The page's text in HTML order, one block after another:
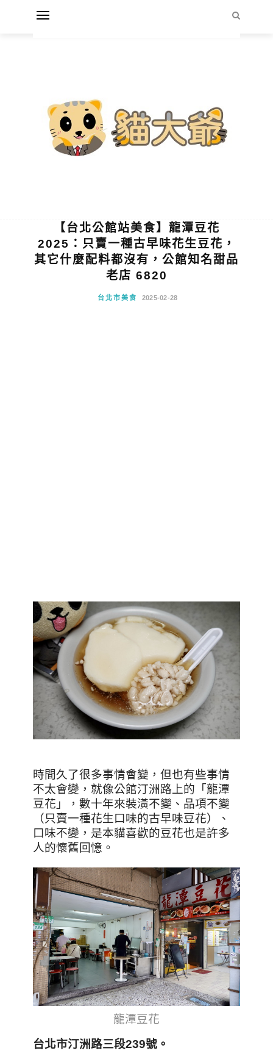
【台北公館站美食】龍潭豆花
2025：只賣一種古早味花生豆花，
其它什麼配料都沒有，公館知名甜品
老店 6820
台北市美食 2025-02-28
時間久了很多事情會變，但也有些事情
不太會變，就像公館汀洲路上的「龍潭
豆花」，數十年來裝潢不變、品項不變
（只賣一種花生口味的古早味豆花）、
口味不變，是本貓喜歡的豆花也是許多
人的懷舊回憶。
龍潭豆花
台北市汀洲路三段239號。